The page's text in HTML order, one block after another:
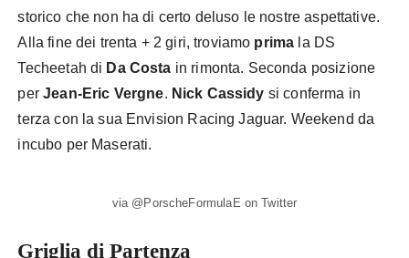
storico che non ha di certo deluso le nostre aspettative.
Alla fine dei trenta + 2 giri, troviamo prima la DS
Techeetah di Da Costa in rimonta. Seconda posizione
perJean-Eric Vergne. Nick Cassidy si conferma in
terza con la sua Envision Racing Jaguar. Weekend da
incubo per Maserati.
via @PorscheFormulaE on Twitter
Griglia di Partenza